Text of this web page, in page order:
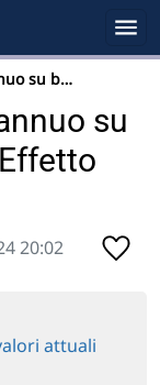
su b…
su
20:02
attuali